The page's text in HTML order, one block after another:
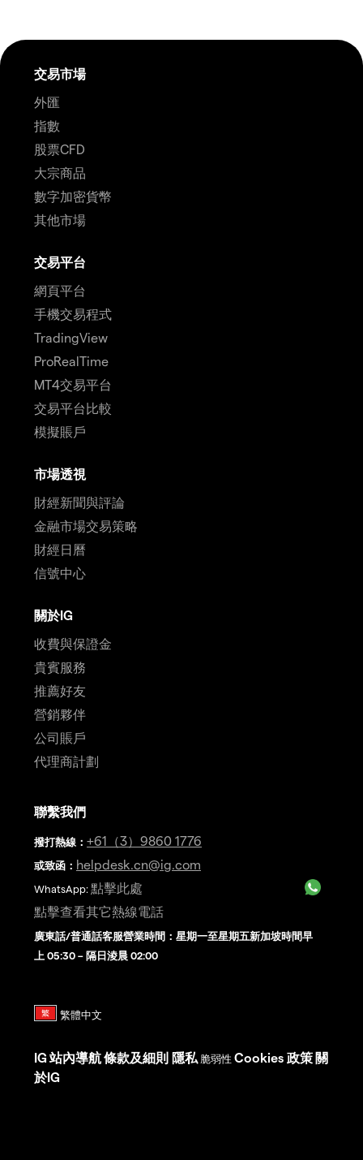
交易市場
外匯
指數
股票CFD
大宗商品
數字加密貨幣
其他市場
交易平台
網頁平台
手機交易程式
TradingView
ProRealTime
MT4交易平台
交易平台比較
模擬賬戶
市場透視
財經新聞與評論
金融市場交易策略
財經日曆
信號中心
關於IG
收費與保證金
貴賓服務
推薦好友
營銷夥伴
公司賬戶
代理商計劃
聯繫我們
撥打熱線 ： +61（3）9860 1776
或致函： helpdesk.cn@ig.com
WhatsApp: 點擊此處
點擊查看其它熱線電話
廣東話/普通話客服營業時間：星期一至星期五新加坡時間早
上 05:30 – 隔日淩晨 02:00
IG 站內導航條款及細則 隱私 脆弱性 Cookies 政策 關
於IG